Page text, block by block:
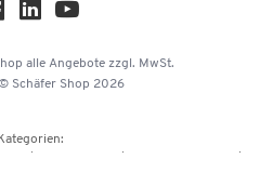
alle Angebote zzgl. MwSt.
Schäfer Shop 2026
Kategorien: